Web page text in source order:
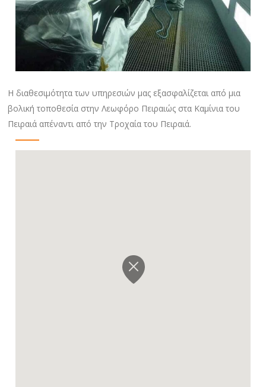
Η διαθεσιμότητα των υπηρεσιών μας εξασφαλίζεται από μια
βολική τοποθεσία στην Λεωφόρο Πειραιώς στα Καμίνια του
Πειραιά απέναντι από την Τροχαία του Πειραιά.